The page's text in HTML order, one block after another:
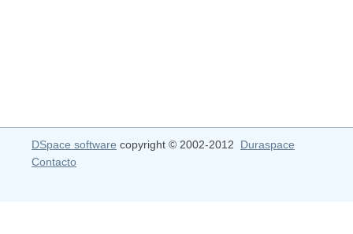
DSpace software copyright © 2002-2012 Duraspace
Contacto